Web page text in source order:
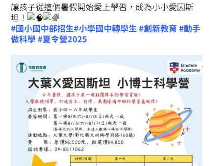
讓孩子從這個暑假開始愛上學習，成為小小愛因斯
坦！
#國小國中部招生#小學國中轉學生#創新教育 #動手
做科學#夏令營2025